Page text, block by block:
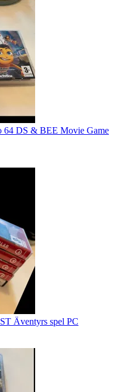
DS & BEE Movie Game
Äventyrs spel PC